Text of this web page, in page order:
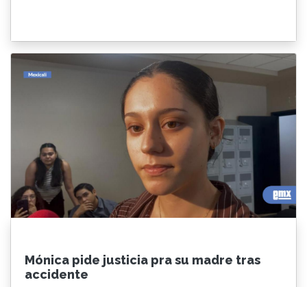
Mónica pide justicia pra su madre tras
accidente